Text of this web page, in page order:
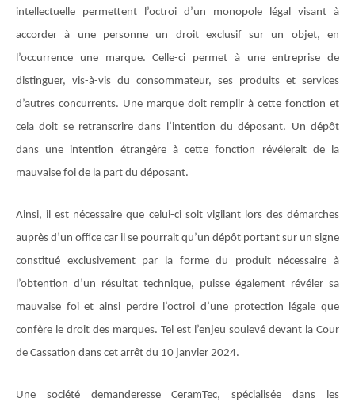
intellectuelle permettent l’octroi d’un monopole légal visant à
accorder à une personne un droit exclusif sur un objet, en
l’occurrence une marque. Celle-ci permet à une entreprise de
distinguer, vis-à-vis du consommateur, ses produits et services
d’autres concurrents. Une marque doit remplir à cette fonction et
cela doit se retranscrire dans l’intention du déposant. Un dépôt
dans une intention étrangère à cette fonction révélerait de la
mauvaise foi de la part du déposant.
Ainsi, il est nécessaire que celui-ci soit vigilant lors des démarches
auprès d’un office car il se pourrait qu’un dépôt portant sur un signe
constitué exclusivement par la forme du produit nécessaire à
l’obtention d’un résultat technique, puisse également révéler sa
mauvaise foi et ainsi perdre l’octroi d’une protection légale que
confère le droit des marques. Tel est l’enjeu soulevé devant la Cour
de Cassation dans cet arrêt du 10 janvier 2024.
Une société demanderesse CeramTec, spécialisée dans les